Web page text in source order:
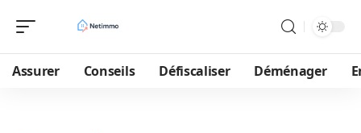
Assurer Conseils Défiscaliser Déménager